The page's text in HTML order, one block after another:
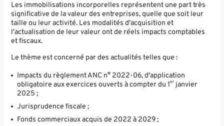
Les immobilisations incorporelles représentent une part très
significative de la valeur des entreprises, quelle que soit leur
taille ou leur activité. Les modalités d'acquisition et
l'actualisation de leur valeur ont de réels impacts comptables
et fiscaux.
Le thème est concerné par des actualités telles que :
Impacts du règlement ANC n° 2022-06, d'application
obligatoire aux exercices ouverts à compter du 1er janvier
2025 ;
Jurisprudence fiscale ;
Fonds commerciaux acquis de 2022 à 2029 ;